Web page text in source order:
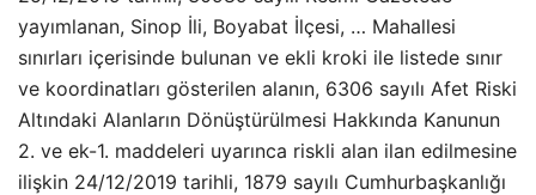
yayımlanan, Sinop İli, Boyabat İlçesi, … Mahallesi
sınırları içerisinde bulunan ve ekli kroki ile listede sınır
ve koordinatları gösterilen alanın, 6306 sayılı Afet Riski
Altındaki Alanların Dönüştürülmesi Hakkında Kanunun
2. ve ek-1. maddeleri uyarınca riskli alan ilan edilmesine
ilişkin 24/12/2019 tarihli, 1879 sayılı Cumhurbaşkanlığı